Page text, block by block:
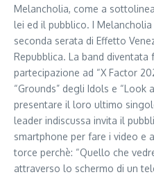
Melancholia, come a
lei ed il pubblico. I
seconda serata di Effetto
Repubblica. La band diventata
partecipazione ad “X Factor
“Grounds” degli Idols e “Look
presentare il loro ultimo
leader indiscussa invita il
smartphone per fare i video e
torce perchè: “Quello che
attraverso lo schermo di un